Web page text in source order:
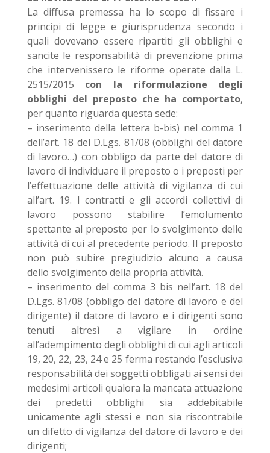
La diffusa premessa ha lo scopo di fissare i
principi di legge e giurisprudenza secondo i
quali dovevano essere ripartiti gli obblighi e
sancite le responsabilità di prevenzione prima
che intervenissero le riforme operate dalla L.
2515/2015 con la riformulazione degli
obblighi del preposto che ha comportato,
per quanto riguarda questa sede:
– inserimento della lettera b-bis) nel comma 1
dell’art. 18 del D.Lgs. 81/08 (obblighi del datore
di lavoro…) con obbligo da parte del datore di
lavoro di individuare il preposto o i preposti per
l’effettuazione delle attività di vigilanza di cui
all’art. 19. I contratti e gli accordi collettivi di
lavoro possono stabilire l’emolumento
spettante al preposto per lo svolgimento delle
attività di cui al precedente periodo. Il preposto
non può subire pregiudizio alcuno a causa
dello svolgimento della propria attività.
– inserimento del comma 3 bis nell’art. 18 del
D.Lgs. 81/08 (obbligo del datore di lavoro e del
dirigente) il datore di lavoro e i dirigenti sono
tenuti altresì a vigilare in ordine
all’adempimento degli obblighi di cui agli articoli
19, 20, 22, 23, 24 e 25 ferma restando l’esclusiva
responsabilità dei soggetti obbligati ai sensi dei
medesimi articoli qualora la mancata attuazione
dei predetti obblighi sia addebitabile
unicamente agli stessi e non sia riscontrabile
un difetto di vigilanza del datore di lavoro e dei
dirigenti;